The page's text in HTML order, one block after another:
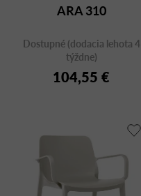
ARA 310
Dostupné (dodacia lehota 4
týždne)
104,55 €